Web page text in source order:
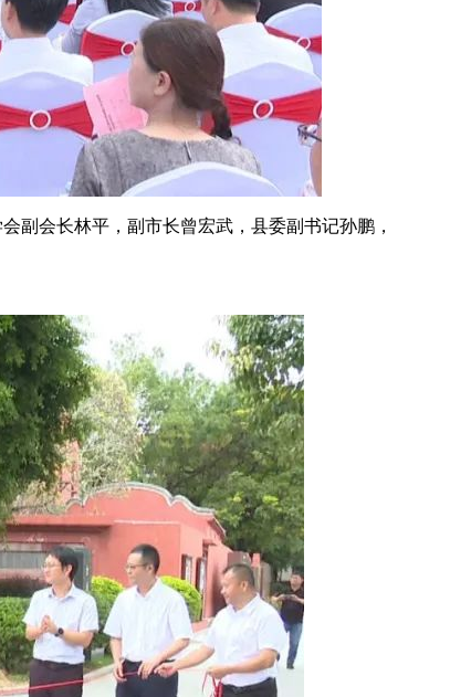
会长林平，副市长曾宏武，县委副书记孙鹏，